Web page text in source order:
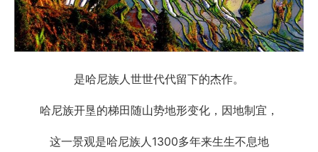
是哈尼族人世世代代留下的杰作。
哈尼族开垦的梯田随山势地形变化，因地制宜，
这一景观是哈尼族人1300多年来生生不息地